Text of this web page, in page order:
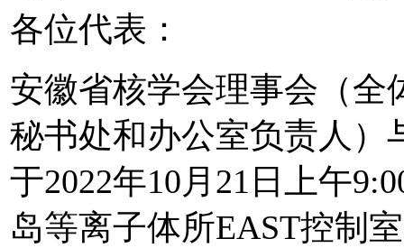
各位代表：
安徽省核学会理事会（全
秘书处和办公室负责人）
于2022年10月21日上午
岛等离子体所EAST控制